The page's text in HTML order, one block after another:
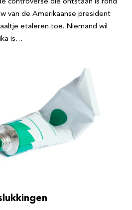
controverse die ontstaan is rond
van de Amerikaanse president
etaleren toe. Niemand wil
is…